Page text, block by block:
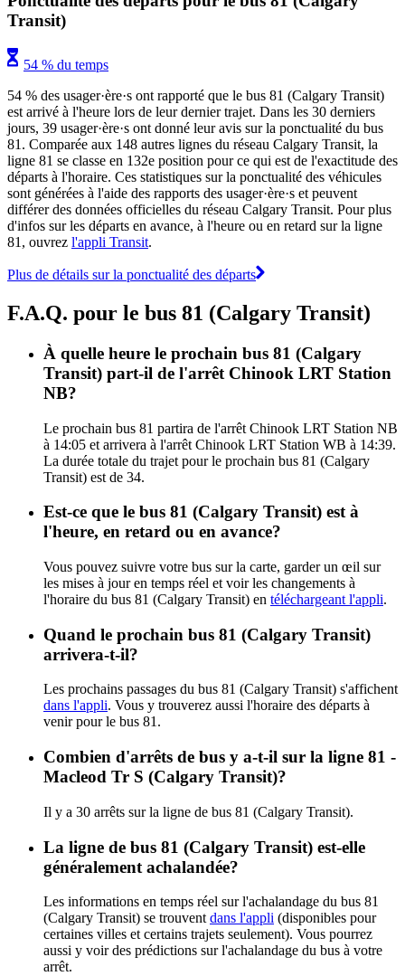
Transit)
54 % du temps
54 % des usager·ère·s ont rapporté que le bus 81 (Calgary Transit)
est arrivé à l'heure lors de leur dernier trajet. Dans les 30 derniers
jours, 39 usager·ère·s ont donné leur avis sur la ponctualité du bus
81. Comparée aux 148 autres lignes du réseau Calgary Transit, la
ligne 81 se classe en 132e position pour ce qui est de l'exactitude des
départs à l'horaire. Ces statistiques sur la ponctualité des véhicules
sont générées à l'aide des rapports des usager·ère·s et peuvent
différer des données officielles du réseau Calgary Transit. Pour plus
d'infos sur les départs en avance, à l'heure ou en retard sur la ligne
81, ouvrez l'appli Transit.
Plus de détails sur la ponctualité des départs
F.A.Q. pour le bus 81 (Calgary Transit)
À quelle heure le prochain bus 81 (Calgary
Transit) part-il de l'arrêt Chinook LRT Station
NB?
Le prochain bus 81 partira de l'arrêt Chinook LRT Station NB
à 14:05 et arrivera à l'arrêt Chinook LRT Station WB à 14:39.
La durée totale du trajet pour le prochain bus 81 (Calgary
Transit) est de 34.
Est-ce que le bus 81 (Calgary Transit) est à
l'heure, en retard ou en avance?
Vous pouvez suivre votre bus sur la carte, garder un œil sur
les mises à jour en temps réel et voir les changements à
l'horaire du bus 81 (Calgary Transit) en téléchargeant l'appli.
Quand le prochain bus 81 (Calgary Transit)
arrivera-t-il?
Les prochains passages du bus 81 (Calgary Transit) s'affichent
dans l'appli. Vous y trouverez aussi l'horaire des départs à
venir pour le bus 81.
Combien d'arrêts de bus y a-t-il sur la ligne 81 -
Macleod Tr S (Calgary Transit)?
Il y a 30 arrêts sur la ligne de bus 81 (Calgary Transit).
La ligne de bus 81 (Calgary Transit) est-elle
généralement achalandée?
Les informations en temps réel sur l'achalandage du bus 81
(Calgary Transit) se trouvent dans l'appli (disponibles pour
certaines villes et certains trajets seulement). Vous pourrez
aussi y voir des prédictions sur l'achalandage du bus à votre
arrêt.